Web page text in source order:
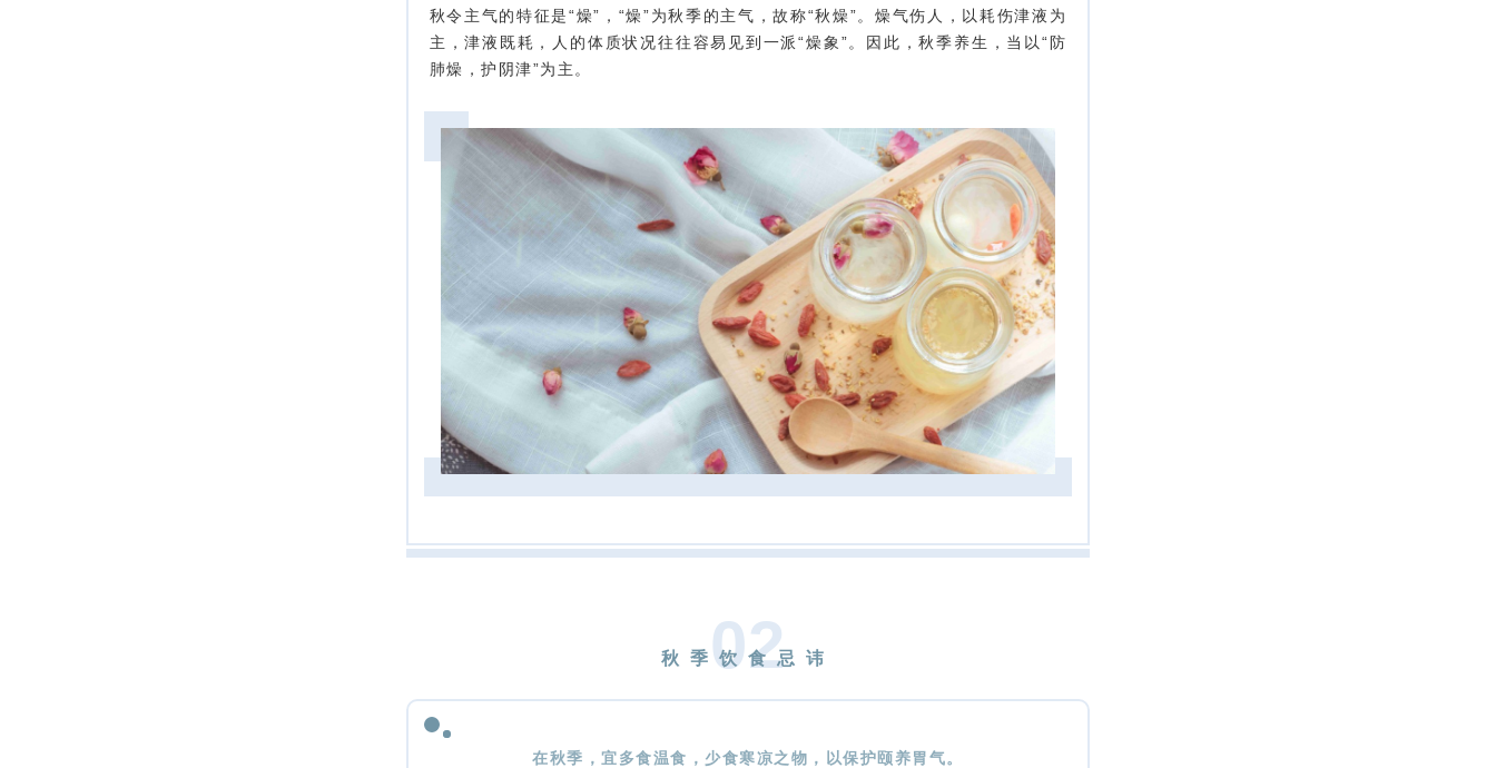
秋令主气的特征是“燥”，“燥”为秋季的主气，故称“秋燥”。燥气伤人，以耗伤津液为
主，津液既耗，人的体质状况往往容易见到一派“燥象”。因此，秋季养生，当以“防
肺燥，护阴津”为主。
02
秋季饮食忌讳
在秋季，宜多食温食，少食寒凉之物，以保护颐养胃气。